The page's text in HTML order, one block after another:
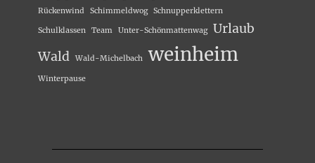
Rückenwind
Schimmeldwog Schnupperklettern
Schulklassen Team Unter-Schönmattenwag
Urlaub
Wald
Wald-Michelbach weinheim
Winterpause